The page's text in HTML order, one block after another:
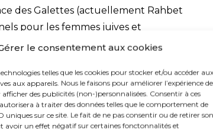
le consentement aux cookies
telles que les cookies pour stocker et/ou accéder aux
aux appareils. Nous le faisons pour améliorer l’expérience de
des publicités (non-)personnalisées. Consentir à ces
à traiter des données telles que le comportement de
uniques sur ce site. Le fait de ne pas consentir ou de retirer son
avoir un effet négatif sur certaines fonctonnalités et
des Galettes (actuellement Rahbet
pour les femmes juives et
par une odeur très particulière. Le
Constantinois, le gamin de 5 ans a
la guerre.« Les militaires français ont
dans notre appartement, qui